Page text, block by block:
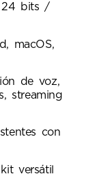
24 bits /
macOS,
de voz,
streaming
con
versátil